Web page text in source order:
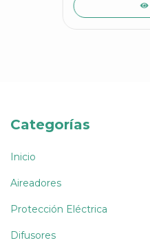
Categorías
Inicio
Aireadores
Protección Eléctrica
Difusores